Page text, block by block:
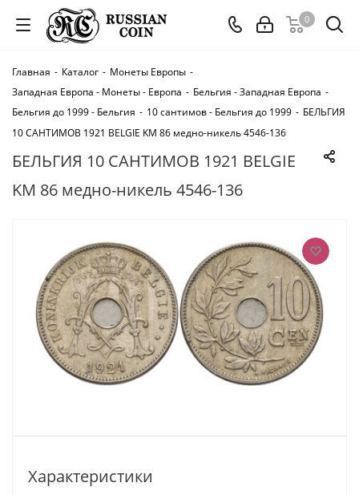
0
Главная - Каталог - Монеты Европы -
Западная Европа - Монеты - Европа - Бельгия - Западная Европа -
Бельгия до 1999 - Бельгия - 10 сантимов - Бельгия до 1999 - БЕЛЬГИЯ
10 САНТИМОВ 1921 BELGIE KM 86 медно-никель 4546-136
БЕЛЬГИЯ 10 САНТИМОВ 1921 BELGIE
KM 86 медно-никель 4546-136
Характеристики